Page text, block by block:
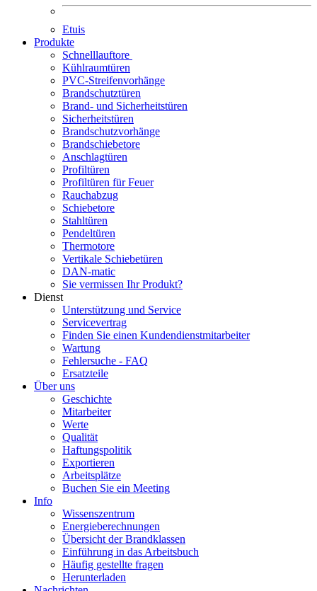
Etuis
Produkte
Schnelllauftore
Kühlraumtüren
PVC-Streifenvorhänge
Brandschutztüren
Brand- und Sicherheitstüren
Sicherheitstüren
Brandschutzvorhänge
Brandschiebetore
Anschlagtüren
Profiltüren
Profiltüren für Feuer
Rauchabzug
Schiebetore
Stahltüren
Pendeltüren
Thermotore
Vertikale Schiebetüren
DAN-matic
Sie vermissen Ihr Produkt?
Dienst
Unterstützung und Service
Servicevertrag
Finden Sie einen Kundendienstmitarbeiter
Wartung
Fehlersuche - FAQ
Ersatzteile
Über uns
Geschichte
Mitarbeiter
Werte
Qualität
Haftungspolitik
Exportieren
Arbeitsplätze
Buchen Sie ein Meeting
Info
Wissenszentrum
Energieberechnungen
Übersicht der Brandklassen
Einführung in das Arbeitsbuch
Häufig gestellte fragen
Herunterladen